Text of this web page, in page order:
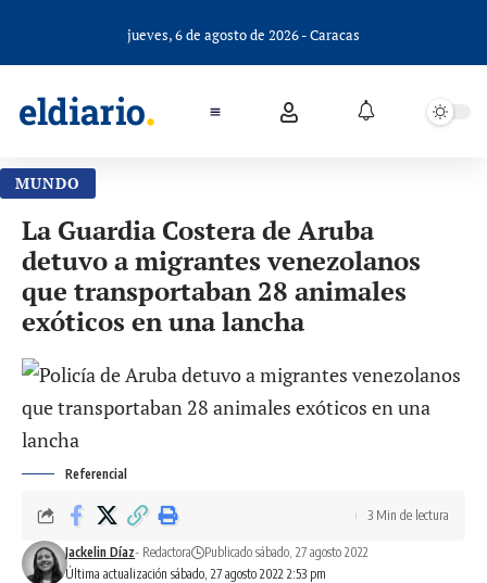
jueves, 6 de agosto de 2026 - Caracas
MUNDO
La Guardia Costera de Aruba
detuvo a migrantes venezolanos
que transportaban 28 animales
exóticos en una lancha
Referencial
Última actualización sábado, 27 agosto 2022 2:53 pm
Jackelin Díaz- Redactora Publicado sábado, 27 agosto 2022
3 Min de lectura